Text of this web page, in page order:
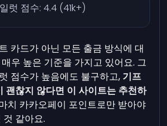
럿 점수: 4.4 (41k+)
카드가 아닌 모든 출금 방식에 대
우 높은 기준을 가지고 있어요. 그
점수가 높음에도 불구하고, 기프
괜찮지 않다면 이 사이트는 추천하
치 카카오페이 포인트로만 받아야
같아요.